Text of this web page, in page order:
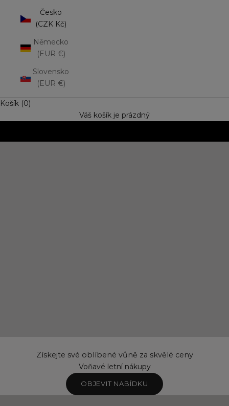
Česko
(CZK Kč)
Německo
(EUR €)
Slovensko
(EUR €)
Košík (0)
Váš košík je prázdný
Získejte své oblíbené vůně za skvělé ceny
Voňavé letní nákupy
OBJEVIT NABÍDKU